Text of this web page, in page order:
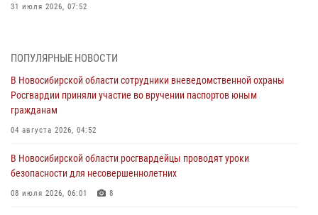
31 июля 2026, 07:52
При силовой поддержке бойцов ОМОН и СОБР Росгвардии
пресечена деятельность группы лиц, причастных к мошенничеству
в сфере страхования
В Новосибирске сотрудниками вневедомственной охраны
Росгвардии задержан гражданин, находящийся в розыске
ПОПУЛЯРНЫЕ НОВОСТИ
В Новосибирской области сотрудники вневедомственной охраны
Росгвардии приняли участие во вручении паспортов юным
гражданам
04 августа 2026, 04:52
В Новосибирской области росгвардейцы проводят уроки
безопасности для несовершеннолетних
08 июля 2026, 06:01 8